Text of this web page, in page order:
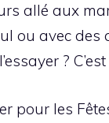
allé aux
ou avec
?
pour les